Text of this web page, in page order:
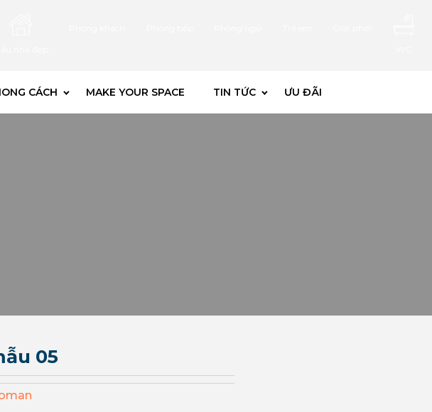
CÁCH MAKE YOUR SPACE TIN TỨC ƯU ĐÃI
05